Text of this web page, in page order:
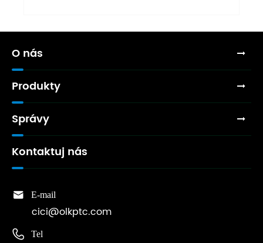
O nás
Produkty
Správy
Kontaktuj nás
 E-mail
cici@olkptc.com
 Tel